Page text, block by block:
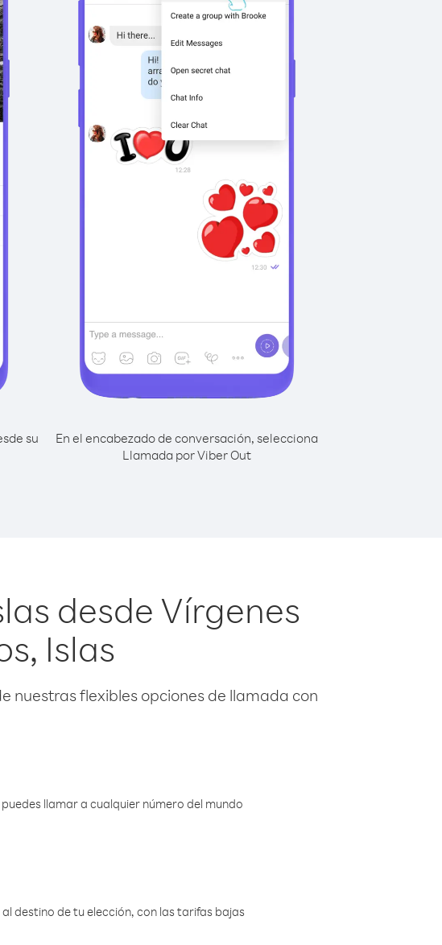
su
En el encabezado de conversación, selecciona
Llamada por Viber Out
desde Vírgenes
Islas
nuestras flexibles opciones de llamada con
llamar a cualquier número del mundo
destino de tu elección, con las tarifas bajas